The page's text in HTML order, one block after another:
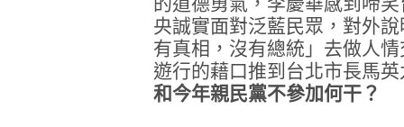
央誠實面對泛藍民眾，對外
有真相，沒有總統」去做人
遊行的藉口推到台北市長馬
和今年親民黨不參加何干？